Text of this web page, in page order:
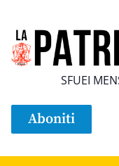
SFUEI
Aboniti